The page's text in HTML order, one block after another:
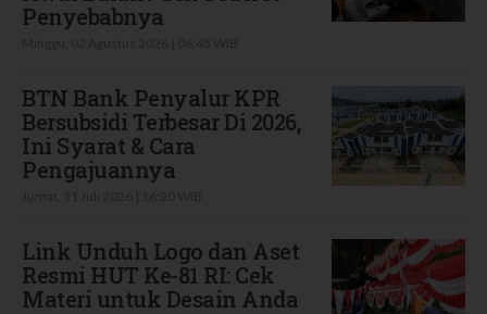
Penyebabnya
BTN Bank Penyalur KPR
Bersubsidi Terbesar Di 2026,
Ini Syarat & Cara
Pengajuannya
Link Unduh Logo dan Aset
Resmi HUT Ke-81 RI: Cek
Materi untuk Desain Anda